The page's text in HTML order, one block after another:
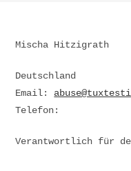
Mischa Hitzigrath
Deutschland
Email:
Telefon:
Verantwortlich für